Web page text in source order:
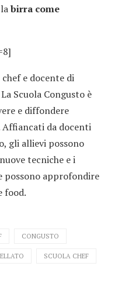
birra come
e docente di
La Scuola Congusto è
e diffondere
Affiancati da docenti
gli allievi possono
tecniche e i
possono approfondire
food.
CONGUSTO
SCUOLA CHEF